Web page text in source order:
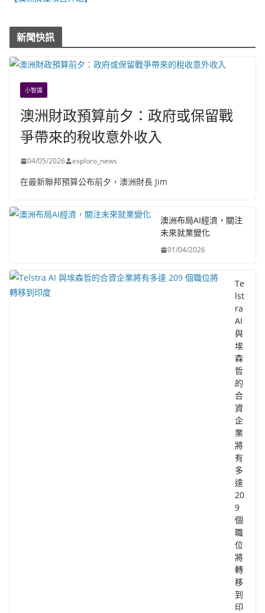
新聞快訊
小智識
澳洲財政預算前夕：政府或保留戰
爭帶來的稅收意外收入
04/05/2026 exploro_news
在最新聯邦預算公布前夕，澳洲財長 Jim
澳洲布局AI經濟，關注
未來就業變化
01/04/2026
Te
lst
ra
AI
與
埃
森
哲
的
合
資
企
業
將
有
多
達
20
9
個
職
位
將
轉
移
到
印